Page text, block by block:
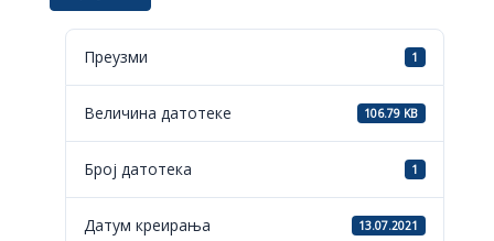
Преузми 1
Величина датотеке 106.79 KB
Број датотека 1
Датум креирања 13.07.2021